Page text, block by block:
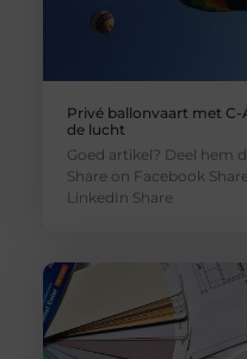
Privé ballonvaart met
de lucht
Goed artikel? Deel hem
Share on Facebook
LinkedIn Share